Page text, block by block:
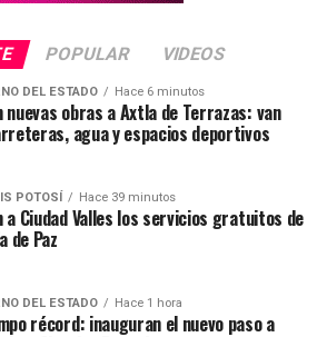
POPULAR VIDEOS
DEL ESTADO Hace 6 minutos
nuevas obras a Axtla de Terrazas: van
agua y espacios deportivos
POTOSÍ Hace 39 minutos
a Ciudad Valles los servicios gratuitos de
de Paz
DEL ESTADO Hace 1 hora
récord: inauguran el nuevo paso a